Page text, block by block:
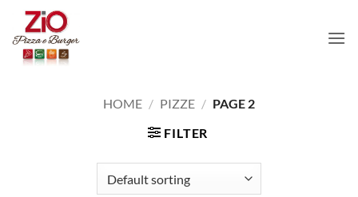
content
HOME / PIZZE / PAGE 2
FILTER